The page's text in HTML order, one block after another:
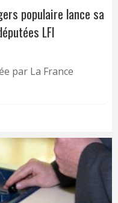
populaire lance sa
LFI
par La France